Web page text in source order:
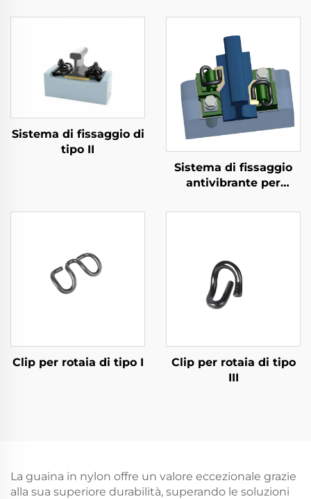
Sistema di fissaggio di
tipo II
Sistema di fissaggio
antivibrante per
Clip per rotaia di tipo I
Clip per rotaia di tipo
III
La guaina in nylon offre un valore eccezionale grazie
alla sua superiore durabilità, superando le soluzioni